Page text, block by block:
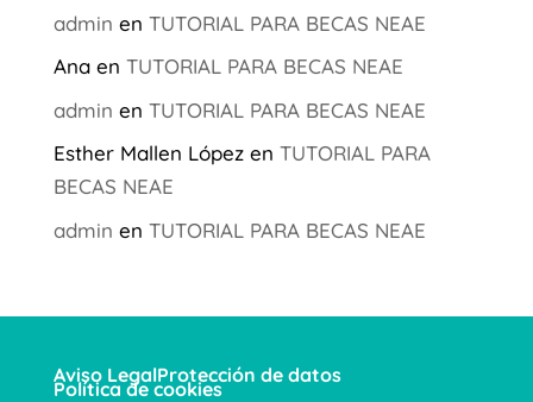
admin en TUTORIAL PARA BECAS NEAE
Anaen TUTORIAL PARA BECAS NEAE
admin en TUTORIAL PARA BECAS NEAE
Esther Mallen Lópezen TUTORIAL PARA
BECAS NEAE
admin en TUTORIAL PARA BECAS NEAE
Aviso LegalProtección de datos
Política de cookies